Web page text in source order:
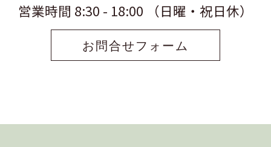
営業時間 8:30 - 18:00 （日曜・祝日休）
お問合せフォーム